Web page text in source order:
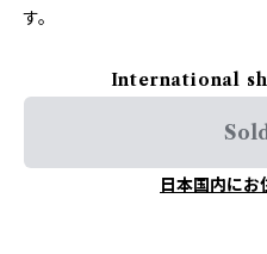
す。
International
日本国内にお